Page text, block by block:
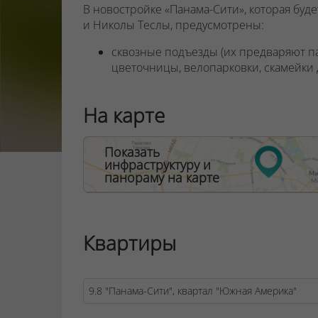
В новостройке «Панама-Сити», которая
и Николы Теслы, предусмотрены:
сквозные подъезды (их предваряют
цветочницы, велопарковки, скамейки
потолков от 2,7 до 4,2 м
в каждой квартире от 2 до 6
для обеспечения приватности
создаются с детскими замками
ООО "Твоя столицаконсалт", УНП
На карте
Показать
инфраструктуру и
панораму на карте
Квартиры